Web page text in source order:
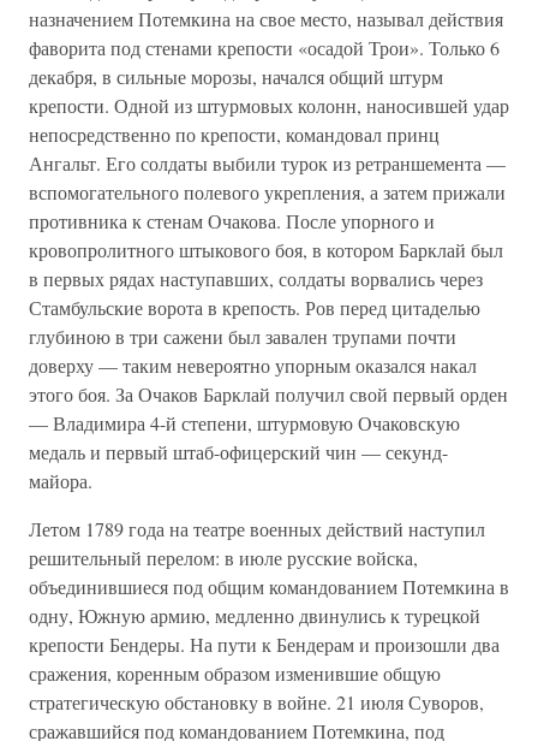
назначением Потемкина на свое место, называл действия
фаворита под стенами крепости «осадой Трои». Только 6
декабря, в сильные морозы, начался общий штурм
крепости. Одной из штурмовых колонн, наносившей удар
непосредственно по крепости, командовал принц
Ангальт. Его солдаты выбили турок из ретраншемента —
вспомогательного полевого укрепления, а затем прижали
противника к стенам Очакова. После упорного и
кровопролитного штыкового боя, в котором Барклай был
в первых рядах наступавших, солдаты ворвались через
Стамбульские ворота в крепость. Ров перед цитаделью
глубиною в три сажени был завален трупами почти
доверху — таким невероятно упорным оказался накал
этого боя. За Очаков Барклай получил свой первый орден
— Владимира 4-й степени, штурмовую Очаковскую
медаль и первый штаб-офицерский чин — секунд-
майора.
Летом 1789 года на театре военных действий наступил
решительный перелом: в июле русские войска,
объединившиеся под общим командованием Потемкина в
одну, Южную армию, медленно двинулись к турецкой
крепости Бендеры. На пути к Бендерам и произошли два
сражения, коренным образом изменившие общую
стратегическую обстановку в войне. 21 июля Суворов,
сражавшийся под командованием Потемкина, под